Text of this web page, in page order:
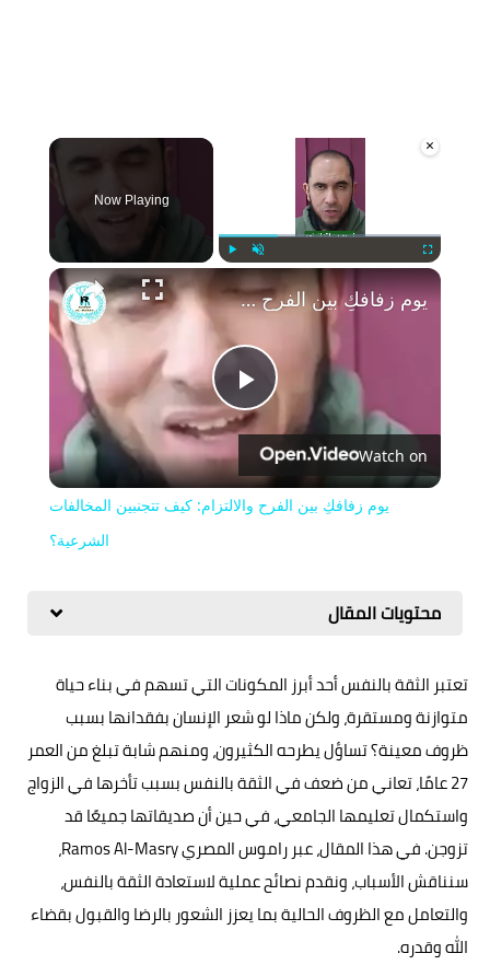
×
Unmute Fullscreen
Now Playing
Play
Video
يوم زفافكِ بين الفرح والالتزام: كيف تتجنبين المخالفات الشرعية؟
Watch on
يوم زفافكِ بين الفرح والالتزام: كيف تتجنبين المخالفات
الشرعية؟
محتويات المقال
تعتبر الثقة بالنفس أحد أبرز المكونات التي تسهم في بناء حياة
متوازنة ومستقرة، ولكن ماذا لو شعر الإنسان بفقدانها بسبب
ظروف معينة؟ تساؤل يطرحه الكثيرون، ومنهم شابة تبلغ من العمر
27 عامًا، تعاني من ضعف في الثقة بالنفس بسبب تأخرها في الزواج
واستكمال تعليمها الجامعي، في حين أن صديقاتها جميعًا قد
تزوجن. في هذا المقال، عبر راموس المصري Ramos Al-Masry،
سنناقش الأسباب، ونقدم نصائح عملية لاستعادة الثقة بالنفس،
والتعامل مع الظروف الحالية بما يعزز الشعور بالرضا والقبول بقضاء
الله وقدره.